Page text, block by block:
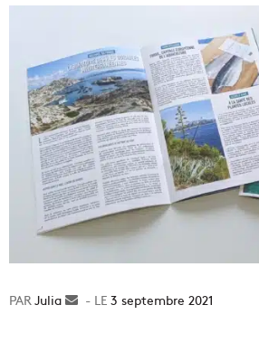
Julia
Envoyer3 septembre 2021